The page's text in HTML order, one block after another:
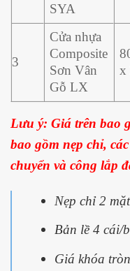
SYA
3
Cửa nhựa
Composite
Sơn Vân
Gỗ LX
x
Lưu ý: Giá trên bao
bao gồm nẹp chỉ,
chuyển và công lắp
Nẹp chỉ 2
Bản lề 4 cái/
Giá khóa